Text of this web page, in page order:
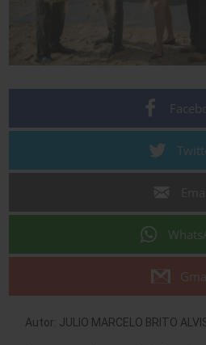
Gmail
Autor: JULIO MARCELO BRITO